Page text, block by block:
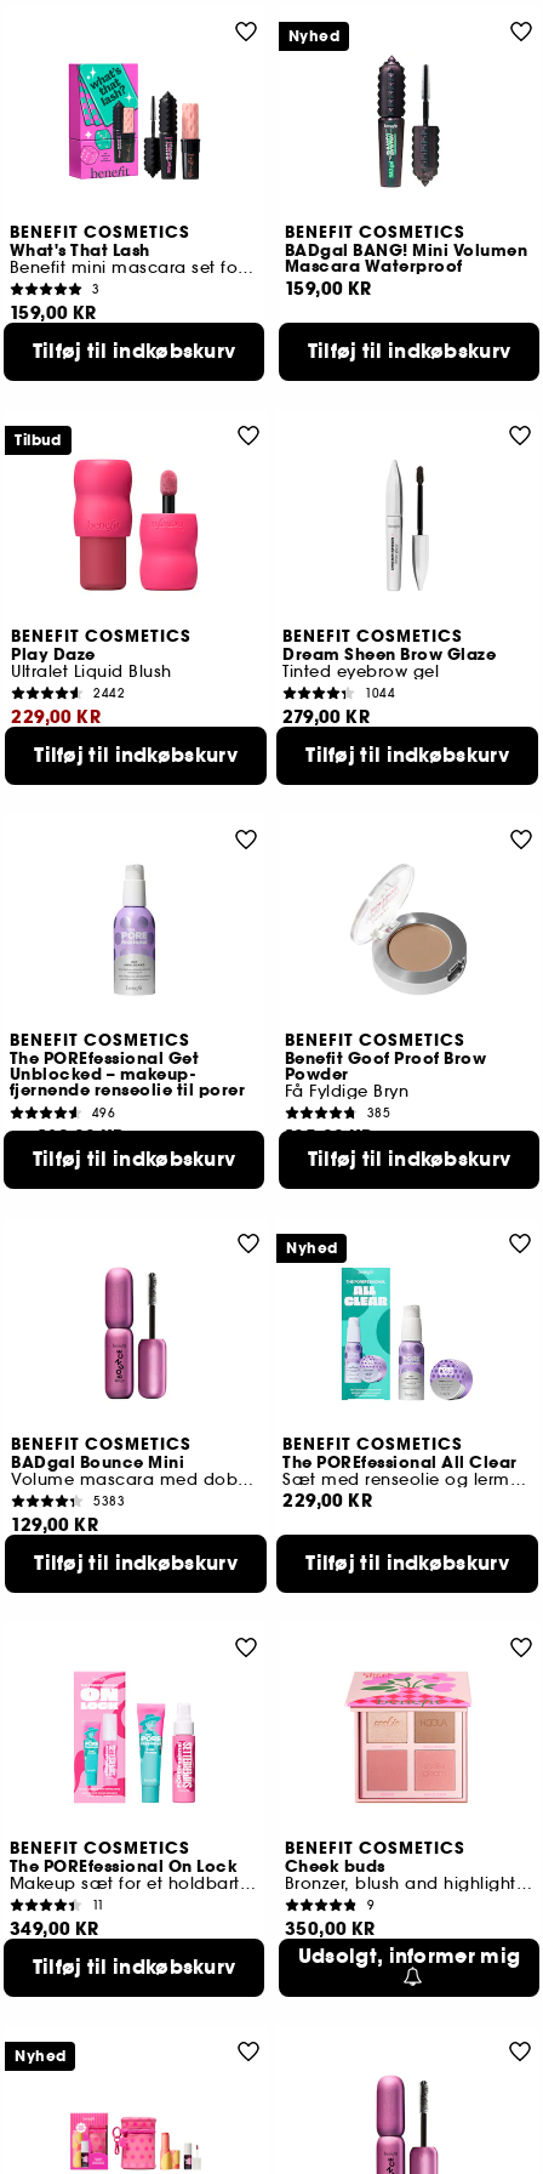
BENEFIT COSMETICS
What's That Lash
Benefit mini mascara set for volumen og og krøl
3
159,00 KR
Tilføj til indkøbskurv
BENEFIT COSMETICS
BADgal BANG! Mini Volumen
Mascara Waterproof
159,00 KR
Tilføj til indkøbskurv
Nyhed
BENEFIT COSMETICS
Play Daze
Ultralet Liquid Blush
2442
229,00 KR
5 tilgængelige farver
Tilføj til indkøbskurv
Tilbud
BENEFIT COSMETICS
Dream Sheen Brow Glaze
Tinted eyebrow gel
1044
279,00 KR
Tilføj til indkøbskurv
BENEFIT COSMETICS
The POREfessional Get
Unblocked – makeup-
fjernende renseolie til porer
496
169,00 KR
2 størrelser tilgængelige
Tilføj til indkøbskurv
BENEFIT COSMETICS
Benefit Goof Proof Brow
Powder
Få Fyldige Bryn
385
185,00 KR
10 tilgængelige farver
Tilføj til indkøbskurv
BENEFIT COSMETICS
BADgal Bounce Mini
Volume mascara med dobbeltsidet børste
5383
129,00 KR
Tilføj til indkøbskurv
BENEFIT COSMETICS
The POREfessional All Clear
Sæt med renseolie og lermaske
229,00 KR
Tilføj til indkøbskurv
Nyhed
BENEFIT COSMETICS
The POREfessional On Lock
Makeup sæt for et holdbart look
11
349,00 KR
Tilføj til indkøbskurv
BENEFIT COSMETICS
Cheek buds
Bronzer, blush and highlighter palette
9
350,00 KR
Udsolgt, informer mig
Nyhed